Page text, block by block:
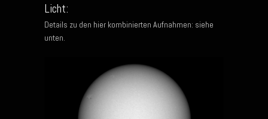
Licht:
Details zu den hier kombinierten Aufnahmen: siehe
unten.